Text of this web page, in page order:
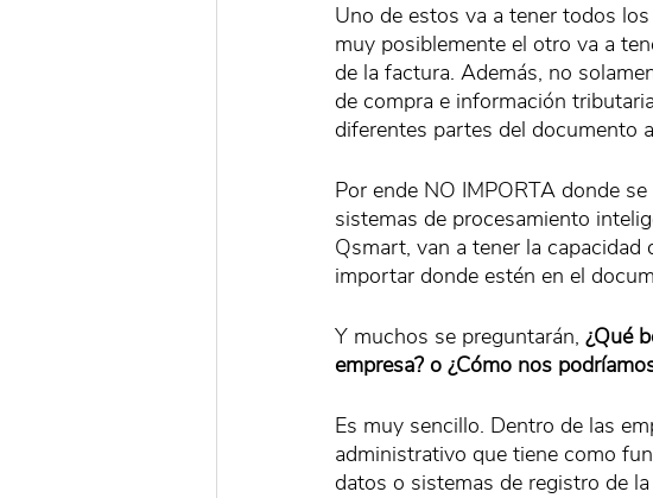
Uno de estos va a tener todos
muy posiblemente el otro va a
de la factura. Además, no
de compra e información
diferentes partes del documento
Por ende NO IMPORTA donde
sistemas de procesamiento
Qsmart, van a tener la
importar donde estén en el
Y muchos se preguntarán, ¿Qué
empresa? o ¿Cómo nos
Es muy sencillo. Dentro de las
administrativo que tiene como
datos o sistemas de registro de